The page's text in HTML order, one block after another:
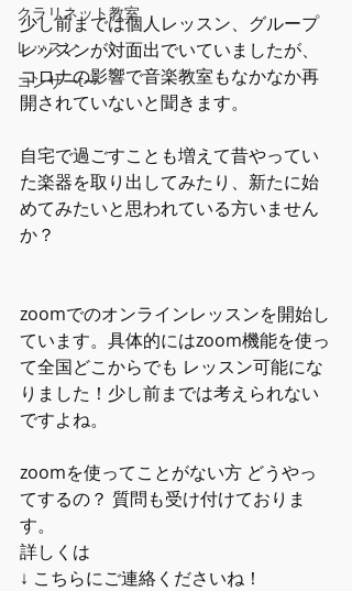
クラリネット教室
レッスン
コンサーtー
少し前までは個人レッスン、グループ
レッスンが対面出でいていましたが、
コロナの影響で音楽教室もなかなか再
開されていないと聞きます。
自宅で過ごすことも増えて昔やってい
た楽器を取り出してみたり、新たに始
めてみたいと思われている方いません
か？
zoomでのオンラインレッスンを開始し
ています。具体的にはzoom機能を使っ
て全国どこからでも レッスン可能にな
りました！少し前までは考えられない
ですよね。
zoomを使ってことがない方 どうやっ
てするの？ 質問も受け付けておりま
す。
詳しくは
↓ こちらにご連絡くださいね！